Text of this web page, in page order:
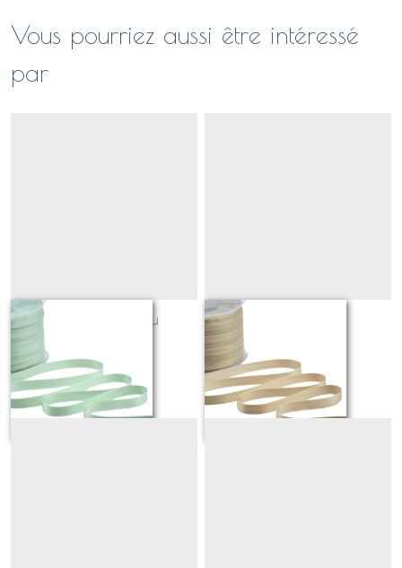
Vous pourriez aussi être intéressé
par
ruban vert d'eau
Sur demande Sur demande